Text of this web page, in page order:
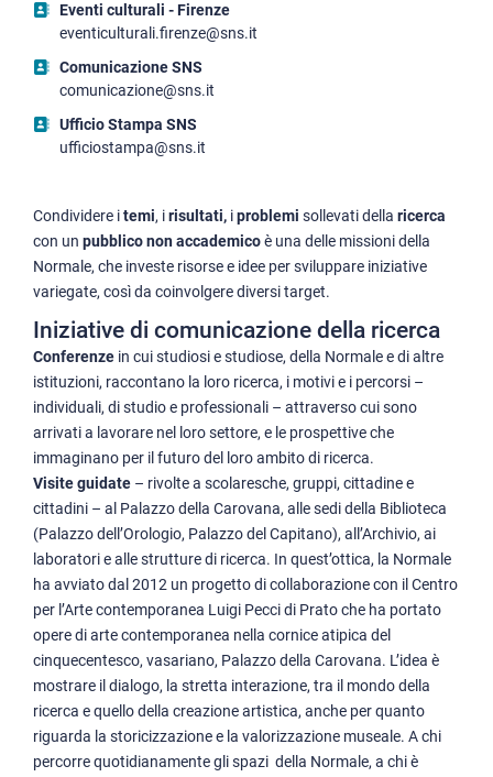
Eventi culturali - Firenze
eventiculturali.firenze@sns.it
Comunicazione SNS
comunicazione@sns.it
Ufficio Stampa SNS
ufficiostampa@sns.it
Condividere itemi, irisultati, iproblemi sollevati della ricerca
con un pubblico non accademicoè una delle missioni della
Normale, che investe risorse e idee per sviluppare iniziative
variegate, così da coinvolgere diversi target.
Iniziative di comunicazione della ricerca
Conferenze in cui studiosi e studiose, della Normale e di altre
istituzioni, raccontano la loro ricerca, i motivi e i percorsi –
individuali, di studio e professionali – attraverso cui sono
arrivati a lavorare nel loro settore, e le prospettive che
immaginano per il futuro del loro ambito di ricerca.
Visite guidate – rivolte a scolaresche, gruppi, cittadine e
cittadini – al Palazzo della Carovana, alle sedi della Biblioteca
(Palazzo dell’Orologio, Palazzo del Capitano), all’Archivio, ai
laboratori e alle strutture di ricerca. In quest’ottica, la Normale
ha avviato dal 2012 un progetto di collaborazione con il Centro
per l’Arte contemporanea Luigi Pecci di Prato che ha portato
opere di arte contemporanea nella cornice atipica del
cinquecentesco, vasariano, Palazzo della Carovana. L’idea è
mostrare il dialogo, la stretta interazione, tra il mondo della
ricerca e quello della creazione artistica, anche per quanto
riguarda la storicizzazione e la valorizzazione museale. A chi
percorre quotidianamente gli spazi della Normale, a chi è